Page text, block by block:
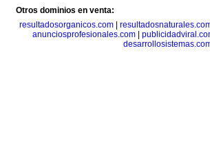
Otros dominios en venta:
resultadosorganicos.com
anunciosprofesionales.com|